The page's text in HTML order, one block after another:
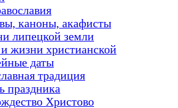
каноны, акафисты
липецкой земли
жизни христианской
даты
традиция
праздника
Христово